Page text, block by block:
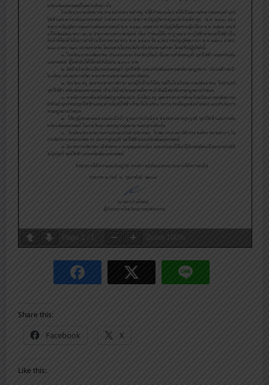
Page 1 Zoom 100%
Share this:
Facebook
X
Like this: